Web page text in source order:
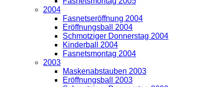
2004
Fasnetseröffnung 2004
Eröffnungsball 2004
Schmotziger Donnerstag 2004
Kinderball 2004
Fasnetsmontag 2004
2003
Maskenabstauben 2003
Eröffnungsball 2003